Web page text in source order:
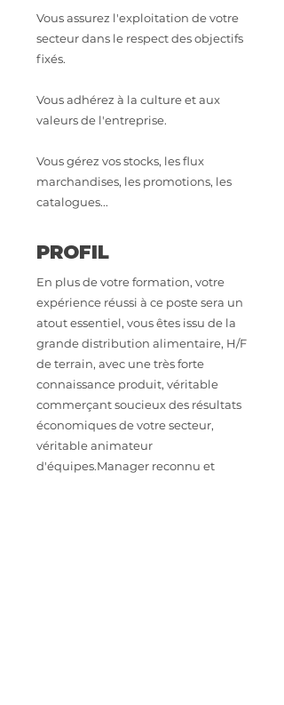
Vous assurez l'exploitation de votre
secteur dans le respect des objectifs
fixés.
Vous adhérez à la culture et aux
valeurs de l'entreprise.
Vous gérez vos stocks, les flux
marchandises, les promotions, les
catalogues...
PROFIL
En plus de votre formation, votre
expérience réussi à ce poste sera un
atout essentiel, vous êtes issu de la
grande distribution alimentaire, H/F
de terrain, avec une très forte
connaissance produit, véritable
commerçant soucieux des résultats
économiques de votre secteur,
véritable animateur
d'équipes.Manager reconnu et